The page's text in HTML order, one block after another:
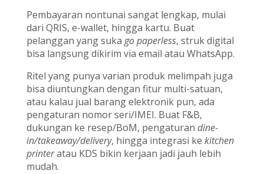
Pembayaran nontunai sangat lengkap, mulai
dari QRIS, e-wallet, hingga kartu. Buat
pelanggan yang sukago paperless, struk digital
bisa langsung dikirim via email atau WhatsApp.
Ritel yang punya varian produk melimpah juga
bisa diuntungkan dengan fitur multi-satuan,
atau kalau jual barang elektronik pun, ada
pengaturan nomor seri/IMEI. Buat F&B,
dukungan ke resep/BoM, pengaturan dine-
in/takeaway/delivery, hingga integrasi ke kitchen
printeratau KDS bikin kerjaan jadi jauh lebih
mudah.